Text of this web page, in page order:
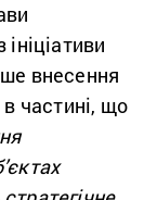
внесення
частині, що